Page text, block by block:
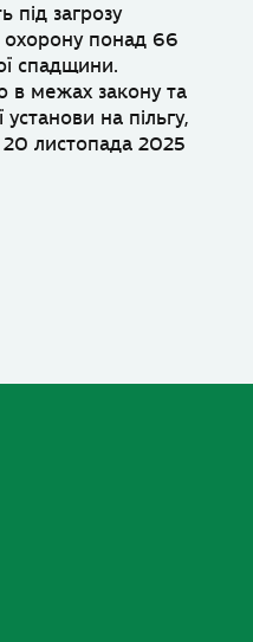
під загрозу
охорону понад 66
спадщини.
в межах закону та
на пільгу,
листопада 2025